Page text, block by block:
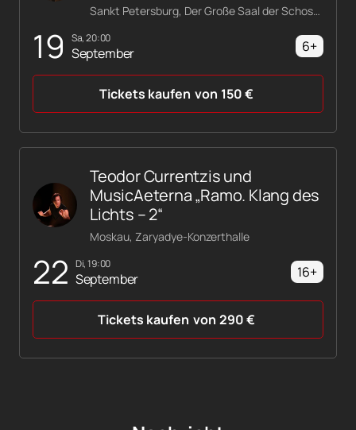
19 Sa, 20:00
September
Sankt Petersburg, Der Große Saal der Schostakowitsch-Philharmonie
6+
Tickets kaufen von 150€
22 Di, 19:00
September
Teodor Currentzis und
MusicAeterna „Ramo. Klang des
Lichts – 2“
Moskau, Zaryadye-Konzerthalle
16+
Tickets kaufen von 290€